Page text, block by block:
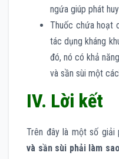
ngứa giúp phát
Thuốc chứa hoạt
tác dụng kháng
đó, nó có khả
và sần sùi một
IV. Lời kết
Trên đây là một số giải
và sần sùi phải làm sao